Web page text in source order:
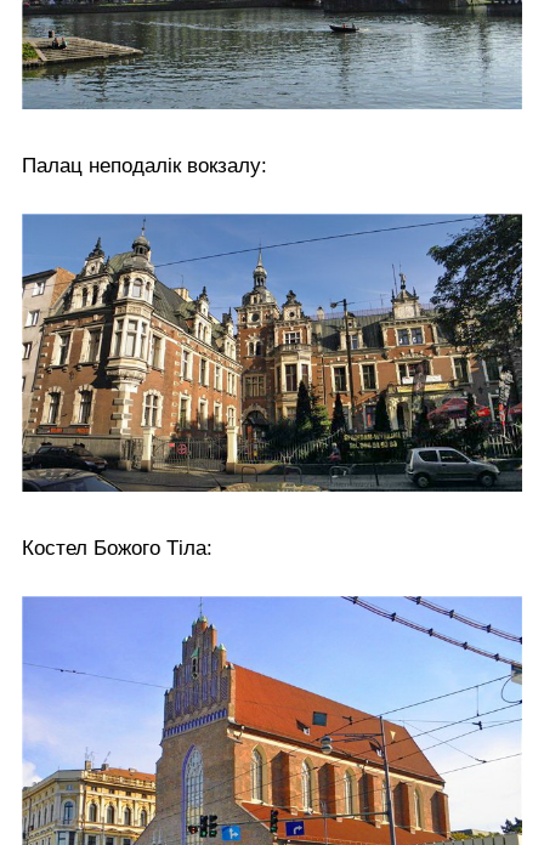
Палац неподалік вокзалу:
Костел Божого Тіла: